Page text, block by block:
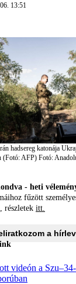
13:51
hadsereg katonája
(Fotó: AFP) Fotó:
- heti
fűzött
részletek itt.
a
videón a